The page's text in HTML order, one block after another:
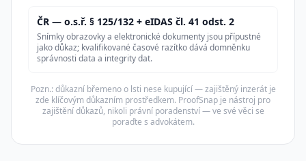
ČR — o.s.ř. § 125/132 + eIDAS čl. 41 odst. 2
Snímky obrazovky a elektronické dokumenty jsou přípustné
jako důkaz; kvalifikované časové razítko dává domněnku
správnosti data a integrity dat.
Pozn.: důkazní břemeno o lsti nese kupující — zajištěný inzerát je
zde klíčovým důkazním prostředkem. ProofSnap je nástroj pro
zajištění důkazů, nikoli právní poradenství — ve své věci se
poraďte s advokátem.